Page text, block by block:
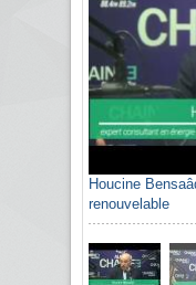
Houcine
renouvelable